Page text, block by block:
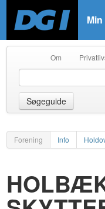
Om
Søgeguide
Forening Info